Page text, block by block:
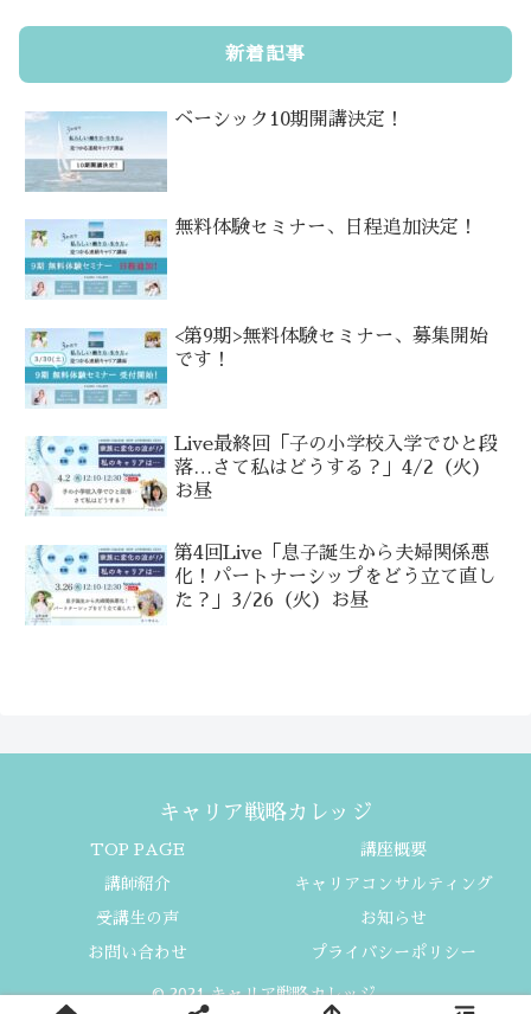
新着記事
ベーシック10期開講決定！
無料体験セミナー、日程追加決定！
<第9期>無料体験セミナー、募集開始
です！
Live最終回「子の小学校入学でひと段
落…さて私はどうする？」4/2（火）
お昼
第4回Live「息子誕生から夫婦関係悪
化！パートナーシップをどう立て直し
た？」3/26（火）お昼
キャリア戦略カレッジ
TOP PAGE 講座概要
講師紹介 キャリアコンサルティング
受講生の声 お知らせ
お問い合わせ プライバシーポリシー
© 2021 キャリア戦略カレッジ.